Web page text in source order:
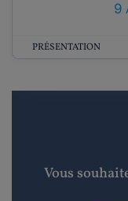
9
PRÉSENTATION
Vous